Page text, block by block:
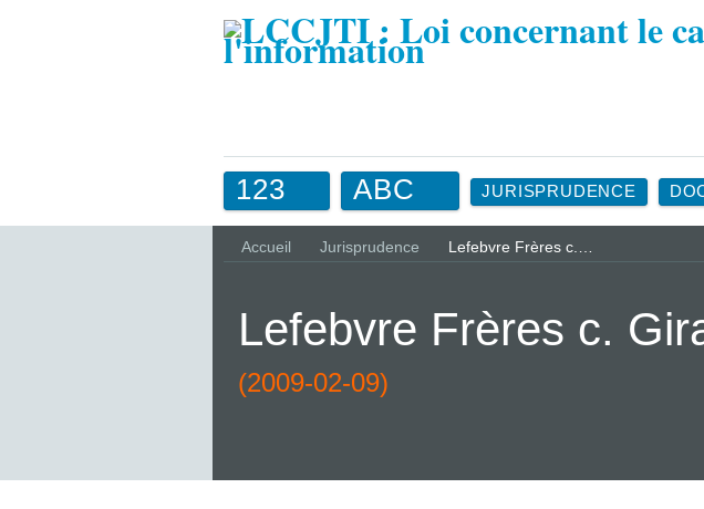
123 ABC JURISPRUDENCE
Accueil Jurisprudence Lefebvre Frères c.…
Lefebvre Frères c.
(2009-02-09)